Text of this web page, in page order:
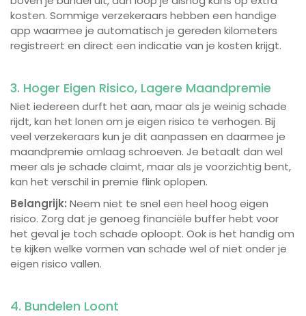
kosten. Sommige verzekeraars hebben een handige
app waarmee je automatisch je gereden kilometers
registreert en direct een indicatie van je kosten krijgt.
3. Hoger Eigen Risico, Lagere Maandpremie
Niet iedereen durft het aan, maar als je weinig schade
rijdt, kan het lonen om je eigen risico te verhogen. Bij
veel verzekeraars kun je dit aanpassen en daarmee je
maandpremie omlaag schroeven. Je betaalt dan wel
meer als je schade claimt, maar als je voorzichtig bent,
kan het verschil in premie flink oplopen.
Belangrijk: Neem niet te snel een heel hoog eigen
risico. Zorg dat je genoeg financiële buffer hebt voor
het geval je toch schade oploopt. Ook is het handig om
te kijken welke vormen van schade wel of niet onder je
eigen risico vallen.
4. Bundelen Loont